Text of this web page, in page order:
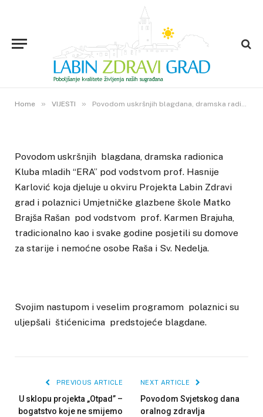
Home » VIJESTI » Povodom uskršnjih blagdana, dramska radionica Kluba mladih “ERA” posjetili su domove za starije i nemoćne osobe
Povodom uskršnjih blagdana,
dramska radionica Kluba mladih
“ERA” posjetili su domove za
starije i nemoćne osobe
25. OŽUJKA 2016. 0VIEWS
Povodom uskršnjih blagdana, dramska radionica
Kluba mladih “ERA” pod vodstvom prof. Hasnije
Karlović koja djeluje u okviru Projekta Labin Zdravi
grad i polaznici Umjetničke glazbene škole Matko
Brajša Rašan pod vodstvom prof. Karmen Brajuha,
tradicionalno kao i svake godine posjetili su domove
za starije i nemoćne osobe Raša i Sv. Nedelja.
Svojim nastupom i veselim programom polaznici su
uljepšali štićenicima predstojeće blagdane.
PREVIOUS ARTICLE
U sklopu projekta „Otpad” –
bogatstvo koje ne smijemo
NEXT ARTICLE
Povodom Svjetskog dana
oralnog zdravlja